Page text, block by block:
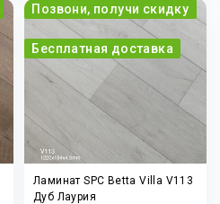
Позвони, получи скидку
Бесплатная доставка
Ламинат SPC Betta Villa V113
Дуб Лаурия